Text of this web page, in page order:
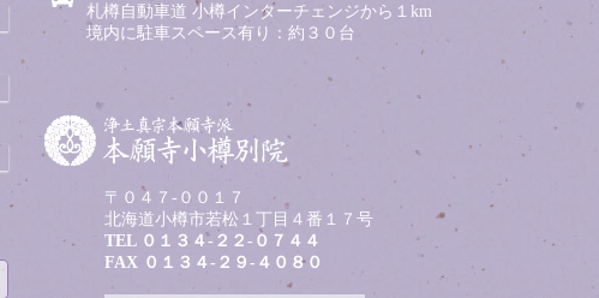
札樽自動車道 小樽インターチェンジから１km
境内に駐車スペース有り：約３０台
〒０４７-００１７
北海道小樽市若松１丁目４番１７号
TEL ０１３４-２２-０７４４
FAX ０１３４-２９-４０８０